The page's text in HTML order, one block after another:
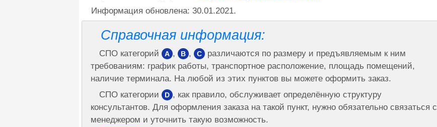
Информация обновлена: 30.01.2021.
Справочная информация:
СПО категорий A , B , C различаются по размеру и предъявляемым к ним
требованиям: график работы, транспортное расположение, площадь помещений,
наличие терминала. На любой из этих пунктов вы можете оформить заказ.
СПО категории
D , как правило, обслуживает определённую структуру
консультантов. Для оформления заказа на такой пункт, нужно обязательно связаться с
менеджером и уточнить такую возможность.